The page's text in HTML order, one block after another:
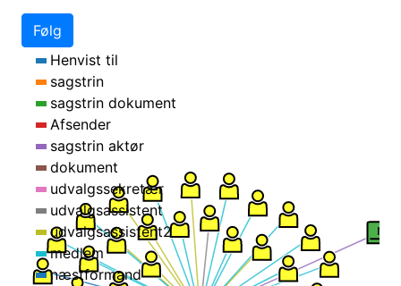
Følg
r
Henvist til
sagstrin
sagstrin dokument
Afsender
sagstrin aktør
dokument
udvalgssekretær
udvalgsassistent
udvalgsassistent2
medlem
næstformand